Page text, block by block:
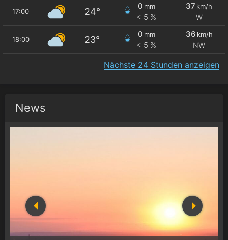
17:00 24°
0 mm
< 5 %
37 km/h
W
18:00 23°
0 mm
< 5 %
36 km/h
NW
Nächste 24 Stunden anzeigen
News